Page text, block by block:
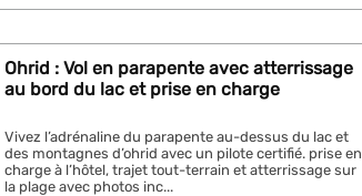
Ohrid : Vol en parapente avec atterrissage
au bord du lac et prise en charge
Vivez l’adrénaline du parapente au-dessus du lac et
des montagnes d’ohrid avec un pilote certifié. prise en
charge à l’hôtel, trajet tout-terrain et atterrissage sur
la plage avec photos inc...